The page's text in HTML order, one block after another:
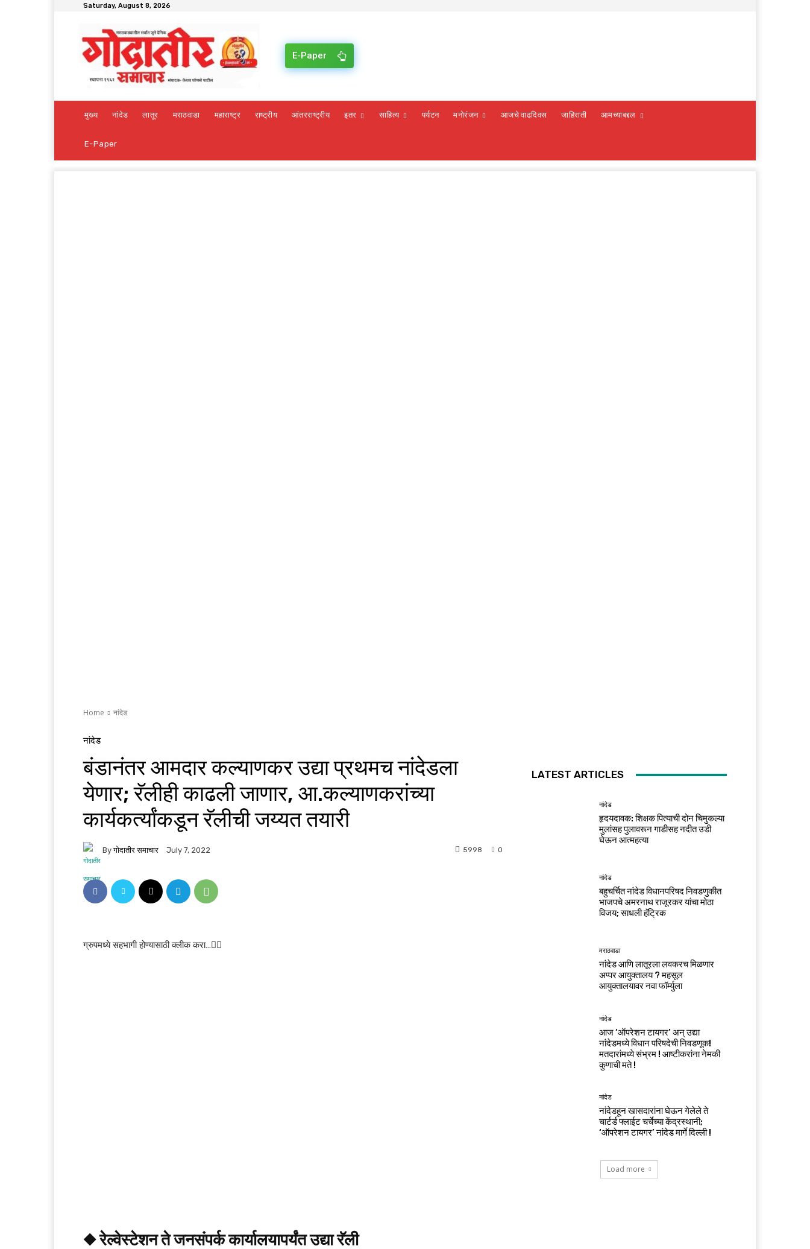
Saturday, August 8, 2026
E-Paper
मुख्य नांदेड लातूर मराठवाडा महाराष्ट्र राष्ट्रीय आंतरराष्ट्रीय इतर साहित्य पर्यटन मनोरंजन आजचे वाढदिवस जाहिराती आमच्याबद्दल
E-Paper
Home नांदेड
नांदेड
बंडानंतर आमदार कल्याणकर उद्या प्रथमच नांदेडला
येणार; रॅलीही काढली जाणार, आ.कल्याणकरांच्या
कार्यकर्त्यांकडून रॅलीची जय्यत तयारी
By गोदातीर समाचार July 7, 2022 0
5998
ग्रुपमध्ये सहभागी होण्यासाठी क्लीक करा…👆🏻
◆ रेल्वेस्टेशन ते जनसंपर्क कार्यालयापर्यंत उद्या रॅली
LATEST ARTICLES
नांदेड
हृदयदावक: शिक्षक पित्याची दोन चिमुकल्या
मुलांसह पुलावरून गाडीसह नदीत उडी
घेऊन आत्महत्या
नांदेड
बहुचर्चित नांदेड विधानपरिषद निवडणुकीत
भाजपचे अमरनाथ राजूरकर यांचा मोठा
विजय; साधली हॅट्रिक
मराठवाडा
नांदेड आणि लातूरला लवकरच मिळणार
अप्पर आयुक्तालय ? महसूल
आयुक्तालयावर नवा फॉर्म्युला
नांदेड
आज ‘ऑपरेशन टायगर’ अन् उद्या
नांदेडमध्ये विधान परिषदेची निवडणूक!
मतदारांमध्ये संभ्रम ! आष्टीकरांना नेमकी
कुणाची मते !
नांदेड
नांदेडहून खासदारांना घेऊन गेलेले ते
चार्टर्ड फ्लाईट चर्चेच्या केंद्रस्थानी;
‘ऑपरेशन टायगर’ नांदेड मार्गे दिल्ली !
Load more